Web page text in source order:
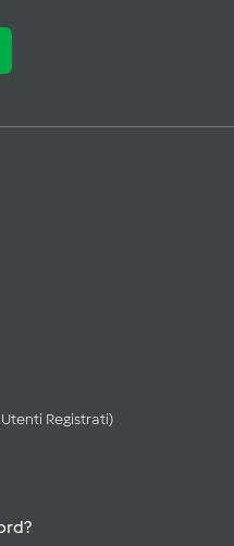
Registrati)